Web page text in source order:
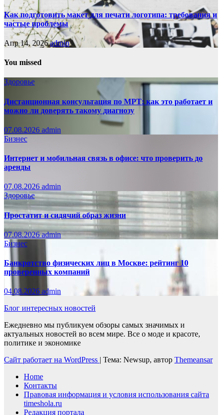
Как подготовить макет для печати логотипа: требования и
частые проблемы
Апр 14, 2026admin
You missed
Здоровье
Дистанционная консультация по МРТ: как это работает и
можно ли доверять такому диагнозу
07.08.2026 admin
Бизнес
Интернет и мобильная связь в офисе: что проверить до
аренды
07.08.2026 admin
Здоровье
Простатит и сидячий образ жизни
07.08.2026admin
Бизнес
Банкротство физических лиц в Москве: рейтинг 10
проверенных компаний
04.08.2026 admin
Блог интересных новостей
Ежедневно мы публикуем обзоры самых значимых и
актуальных новостей во всем мире. Все о моде и красоте,
политике и экономике
Сайт работает на WordPress
Тема: Newsup, автор Themeansar
Home
Контакты
Правовая информация и условия использования сайта
timeshola.ru
Редакция портала